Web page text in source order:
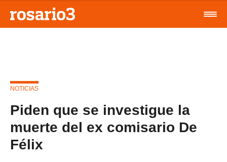
NOTICIAS
Piden que se investigue la
muerte del ex comisario De
Félix